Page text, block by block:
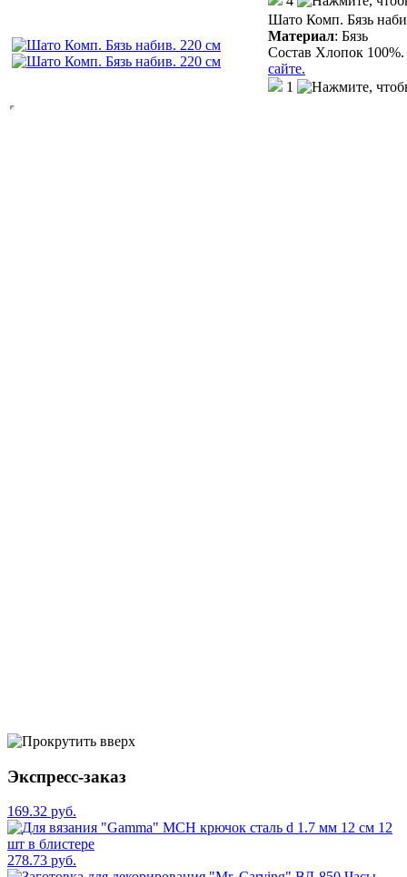
Шато Комп. Бязь
Материал: Бязь
Состав Хлопок
сайте.
1
Экспресс-заказ
169.32 руб.
278.73 руб.